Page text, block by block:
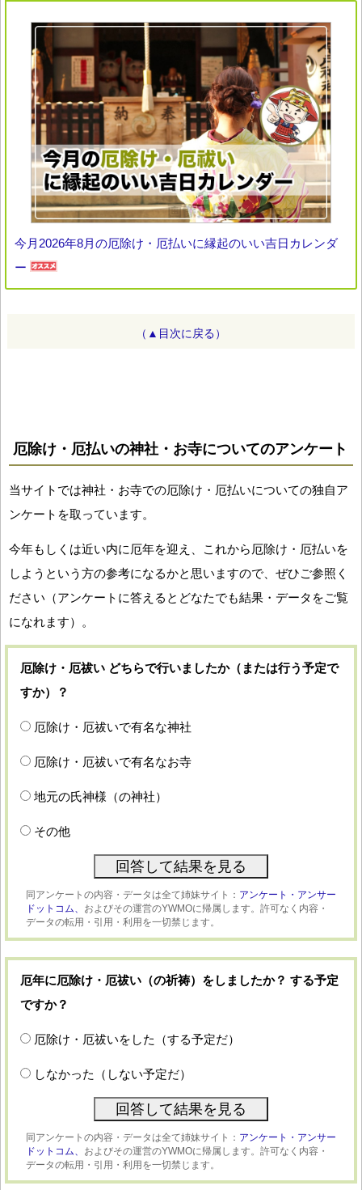
今月2026年8月の厄除け・厄払いに縁起のいい吉日カレンダ
ー
（▲目次に戻る）
厄除け・厄払いの神社・お寺についてのアンケート
当サイトでは神社・お寺での厄除け・厄払いについての独自ア
ンケートを取っています。
今年もしくは近い内に厄年を迎え、これから厄除け・厄払いを
しようという方の参考になるかと思いますので、ぜひご参照く
ださい（アンケートに答えるとどなたでも結果・データをご覧
になれます）。
厄除け・厄祓い どちらで行いましたか（または行う予定で
すか）？
厄除け・厄祓いで有名な神社
厄除け・厄祓いで有名なお寺
地元の氏神様（の神社）
その他
同アンケートの内容・データは全て姉妹サイト： アンケート・アンサー
ドットコム、 およびその運営のYWMOに帰属します。許可なく内容・
データの転用・引用・利用を一切禁じます。
厄年に厄除け・厄祓い（の祈祷）をしましたか？ する予定
ですか？
厄除け・厄祓いをした（する予定だ）
しなかった（しない予定だ）
同アンケートの内容・データは全て姉妹サイト： アンケート・アンサー
ドットコム、 およびその運営のYWMOに帰属します。許可なく内容・
データの転用・引用・利用を一切禁じます。